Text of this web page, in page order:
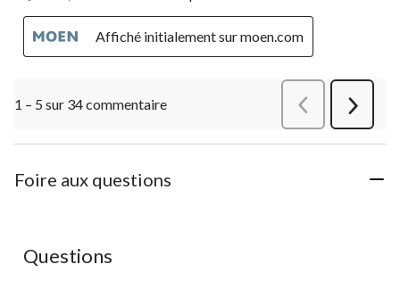
Affiché initialement sur moen.com
1 – 5 sur 34 commentaire
Suivant
Foire aux questions
Questions